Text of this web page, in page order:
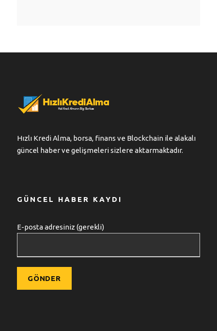
Hızlı Kredi Alma, borsa, finans ve Blockchain ile alakalı
güncel haber ve gelişmeleri sizlere aktarmaktadır.
GÜNCEL HABER KAYDI
E-posta adresiniz (gerekli)